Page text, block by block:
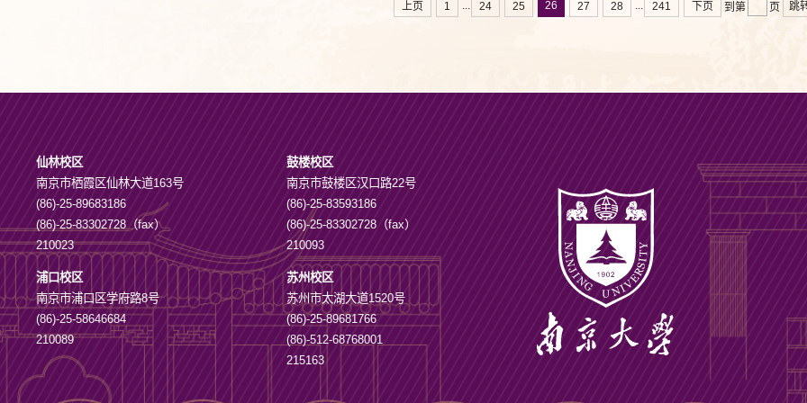
上页 1 ... 24 25 26 27 28 ... 241 下页 到第 页 跳
仙林校区
南京市栖霞区仙林大道163号
(86)-25-89683186
(86)-25-83302728（fax）
210023
鼓楼校区
南京市鼓楼区汉口路22号
(86)-25-83593186
(86)-25-83302728（fax）
210093
浦口校区
南京市浦口区学府路8号
(86)-25-58646684
210089
苏州校区
苏州市太湖大道1520号
(86)-25-89681766
(86)-512-68768001
215163